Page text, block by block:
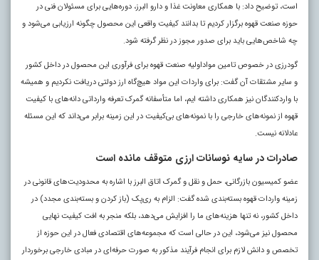
است، توضیح داد: با همکاری معاونت غذا و دارو البرز، دوره‌هایی برای مسئولان فنی در
حوزه صنعت قهوه برگزار کردیم تا بدانند کیفیت واقعی این محصول چگونه ارزیابی می‌شود و
چه شاخص‌هایی باید برای صدور مجوز در نظر گرفته شود.
گودرزی در خصوص تامین مواد‌اولیه صنعت قهوه برای فرآوری این محصول در داخل کشور
و سایر مشتقات آن گفت: برای واردات این مواد هیچ‌گاه ارز دولتی دریافت نکردیم و همیشه
با واردکنندگان نیز همکاری داشته ایم، اما متأسفانه گمرک تعرفه وارداتی دانه‌های با کیفیت
قهوه از نمونه‌های خارجی را با نمونه‌های بی‌کیفیت در این زمینه برابر می‌داند که این مسئله
عادلانه نیست.
صادرات در سایه نوسانات ارزی متوقف مانده است
عضو کمیسیون بازرگانی، حمل و نقل و گمرک اتاق البرز با اشاره به محدودیت‌های قانونی در
زمینه واردات قهوه بسته‌بندی‌ شده گفت: الزام به ری‌پک (باز کردن و بسته‌بندی مجدد) در
داخل کشور، نه‌ تنها هزینه‌های ما را افزایش می‌دهد، بلکه منجر به افت کیفیت نهایی
محصول نیز می‌شود، این در حالی است که مجموعه‌های اقتصادی فعال در این حوزه از
تخصص و دانش لازم برای انجام فرآیند مذکور به‌ صورت حرفه‌ای در مبادی خارجی برخوردار